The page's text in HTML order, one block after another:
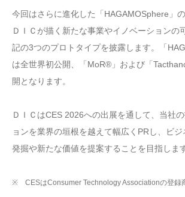
今回はさらに進化した「HAGAMOSphere」
ＤＩＣが描く新たな事業やイノベーションの
記の3つのプロトタイプを披露します。「
は全世界初公開、「MoR®」および「
開となります。
ＤＩＣはCES 2026への出展を通して、当社
ョンを業界の垣根を越えて幅広くPRし、ビ
発掘や新たな価値を提案することを目指します
※ CESはConsumer Technology Associationの登録